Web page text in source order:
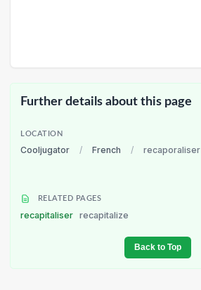
Further details about this page
LOCATION
Cooljugator / French / recaporaliser
RELATED PAGES
recapitaliser recapitalize
Back to Top